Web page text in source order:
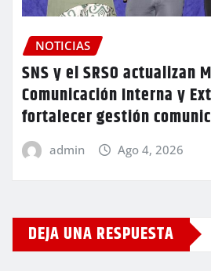
NOTICIAS
SNS y el SRSO actualizan
Comunicación Interna y
fortalecer gestión
admin Ago 4, 2026
DEJA UNA RESPUESTA